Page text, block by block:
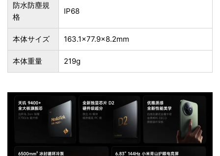
防水防塵規
格
IP68
本体サイズ 163.1×77.9×8.2mm
本体重量 219g